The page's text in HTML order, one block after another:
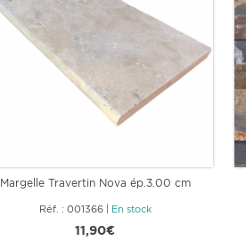
Margelle Travertin Nova ép.3.00 cm
Réf. : 001366| En stock
11,90€